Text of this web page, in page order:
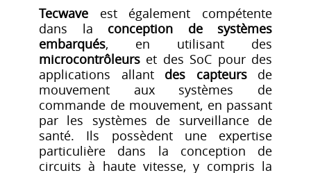
Tecwave est également compétente
dans la conception de systèmes
embarqués, en utilisant des
microcontrôleurs et des SoC pour des
applications allant des capteursde
mouvement aux systèmes de
commande de mouvement, en passant
par les systèmes de surveillance de
santé. Ils possèdent une expertise
particulière dans la conception de
circuits à haute vitesse, y compris la